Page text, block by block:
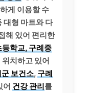
게 이용할 수
대형 마트와 다
해 있어 편리한
등학교, 구례중
치하고 있어
보건소, 구례
어 건강 관리를